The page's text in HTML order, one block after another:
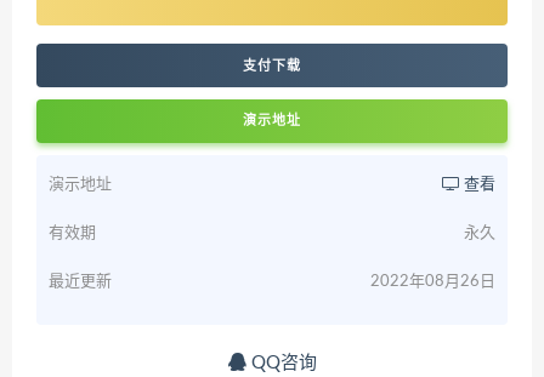
支付下载
演示地址
演示地址 查看
有效期 永久
最近更新 2022年08月26日
QQ咨询